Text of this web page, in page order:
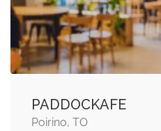
PADDOCKAFE
Poirino, TO